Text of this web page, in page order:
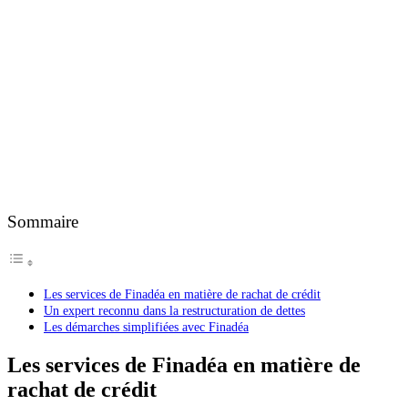
Sommaire
Les services de Finadéa en matière de rachat de crédit
Un expert reconnu dans la restructuration de dettes
Les démarches simplifiées avec Finadéa
Les services de Finadéa en matière de
rachat de crédit